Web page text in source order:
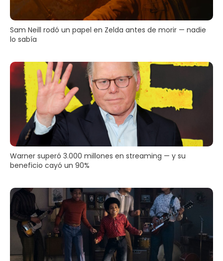
Sam Neill rodó un papel en Zelda antes de morir — nadie
lo sabía
Warner superó 3.000 millones en streaming — y su
beneficio cayó un 90%